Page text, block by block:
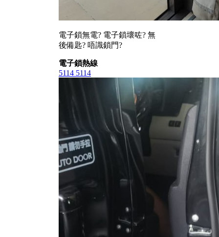
電子鎖無電? 電子鎖壞咗? 無
後備匙? 唔識鎖門?
電子鎖熱線
5114 5114